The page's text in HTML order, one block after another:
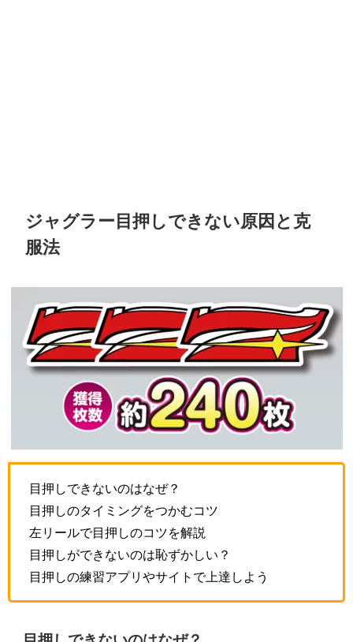
ジャグラー目押しできない原因と克
服法
目押しできないのはなぜ？
目押しのタイミングをつかむコツ
左リールで目押しのコツを解説
目押しができないのは恥ずかしい？
目押しの練習アプリやサイトで上達しよう